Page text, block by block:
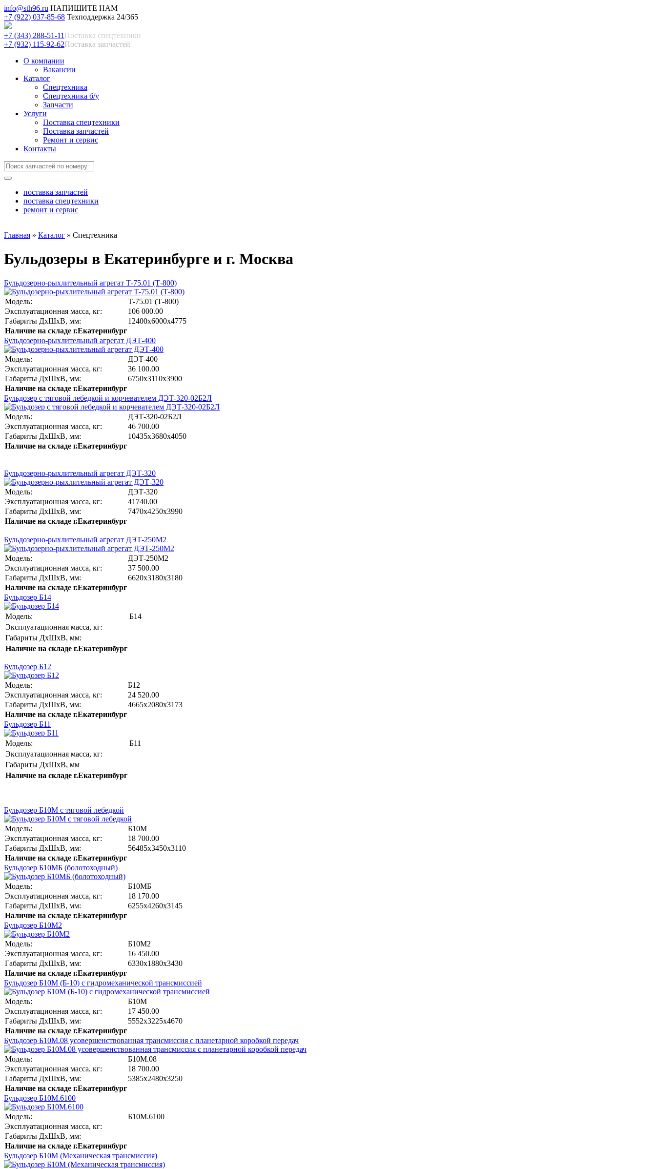
info@sth96.ru НАПИШИТЕ НАМ
+7 (922) 037-85-68 Техподдержка 24/365
+7 (343) 288-51-11 Поставка спецтехники
+7 (932) 115-92-62Поставка запчастей
О компании
Вакансии
Каталог
Спецтехника
Спецтехника б/у
Запчасти
Услуги
Поставка спецтехники
Поставка запчастей
Ремонт и сервис
Контакты
поставка запчастей
поставка спецтехники
ремонт и сервис
Главная » Каталог » Спецтехника
Бульдозеры в Екатеринбурге и г. Москва
Бульдозерно-рыхлительный агрегат Т-75.01 (Т-800)
Модель:
Т-75.01 (Т-800)
Эксплуатационная масса, кг:
106 000.00
Габариты ДхШхВ, мм:
12400х6000х4775
Наличие на складе г.Екатеринбург
Бульдозерно-рыхлительный агрегат ДЭТ-400
Модель:
ДЭТ-400
Эксплуатационная масса, кг:
36 100.00
Габариты ДхШхВ, мм:
6750х3110x3900
Наличие на складе г.Екатеринбург
Бульдозер с тяговой лебедкой и корчевателем ДЭТ-320-02Б2Л
Модель:
ДЭТ-320-02Б2Л
Эксплуатационная масса, кг:
46 700.00
Габариты ДхШхВ, мм:
10435х3680х4050
Наличие на складе г.Екатеринбург
Бульдозерно-рыхлительный агрегат ДЭТ-320
Модель:
ДЭТ-320
Эксплуатационная масса, кг:
41740.00
Габариты ДхШхВ, мм:
7470х4250х3990
Наличие на складе г.Екатеринбург
Бульдозерно-рыхлительный агрегат ДЭТ-250М2
Модель:
ДЭТ-250М2
Эксплуатационная масса, кг:
37 500.00
Габариты ДхШхВ, мм:
6620х3180х3180
Наличие на складе г.Екатеринбург
Бульдозер Б14
Модель:
Б14
Эксплуатационная масса, кг:
Габариты ДхШхВ, мм:
Наличие на складе г.Екатеринбург
Бульдозер Б12
Модель:
Б12
Эксплуатационная масса, кг:
24 520.00
Габариты ДхШхВ, мм:
4665х2080х3173
Наличие на складе г.Екатеринбург
Бульдозер Б11
Модель:
Б11
Эксплуатационная масса, кг:
Габариты ДхШхВ, мм
Наличие на складе г.Екатеринбург
Бульдозер Б10М с тяговой лебедкой
Модель:
Б10М
Эксплуатационная масса, кг:
18 700.00
Габариты ДхШхВ, мм:
56485х3450х3110
Наличие на складе г.Екатеринбург
Бульдозер Б10МБ (болотоходный)
Модель:
Б10МБ
Эксплуатационная масса, кг:
18 170.00
Габариты ДхШхВ, мм:
6255х4260х3145
Наличие на складе г.Екатеринбург
Бульдозер Б10М2
Модель:
Б10М2
Эксплуатационная масса, кг:
16 450.00
Габариты ДхШхВ, мм:
6330х1880х3430
Наличие на складе г.Екатеринбург
Бульдозер Б10М (Б-10) с гидромеханической трансмиссией
Модель:
Б10М
Эксплуатационная масса, кг:
17 450.00
Габариты ДхШхВ, мм:
5552х3225х4670
Наличие на складе г.Екатеринбург
Бульдозер Б10М.08 усовершенствованная трансмиссия с планетарной коробкой передач
Модель:
Б10М.08
Эксплуатационная масса, кг:
18 700.00
Габариты ДхШхВ, мм:
5385х2480х3250
Наличие на складе г.Екатеринбург
Бульдозер Б10М.6100
Модель:
Б10М.6100
Эксплуатационная масса, кг:
Габариты ДхШхВ, мм:
Наличие на складе г.Екатеринбург
Бульдозер Б10М (Механическая трансмиссия)